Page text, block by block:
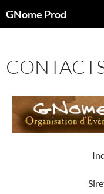
auGNome Prod